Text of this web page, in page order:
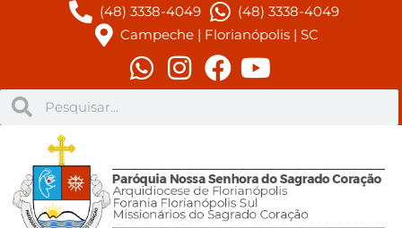
(48) 3338-4049
(48) 3338-4049
Campeche | Florianópolis | SC